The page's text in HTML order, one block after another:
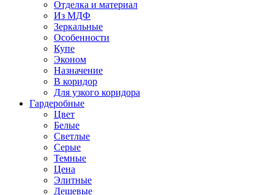
Отделка и материал
Из МДФ
Зеркальные
Особенности
Купе
Эконом
Назначение
В коридор
Для узкого коридора
Гардеробные
Цвет
Белые
Светлые
Серые
Темные
Цена
Элитные
Дешевые